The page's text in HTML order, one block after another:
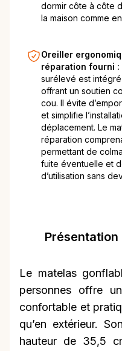
dormir côte à côte
la maison comme
Oreiller
réparation fourni :
surélevé est intégré
offrant un soutien
cou. Il évite
et simplifie
déplacement. Le
réparation
permettant de
fuite éventuelle et
d’utilisation sans
Le matelas
personnes offre
confortable et
qu’en extérieur.
hauteur de 35,5